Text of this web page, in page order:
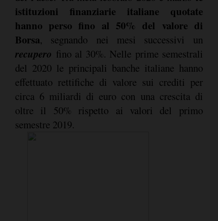
istituzioni finanziarie italiane quotate
hanno perso fino al 50% del valore di
Borsa, segnando nei mesi successivi un
recupero fino al 30%. Nelle prime semestrali
del 2020 le principali banche italiane hanno
effettuato rettifiche di valore sui crediti per
circa 6 miliardi di euro con una crescita di
oltre il 50% rispetto ai valori del primo
semestre 2019.